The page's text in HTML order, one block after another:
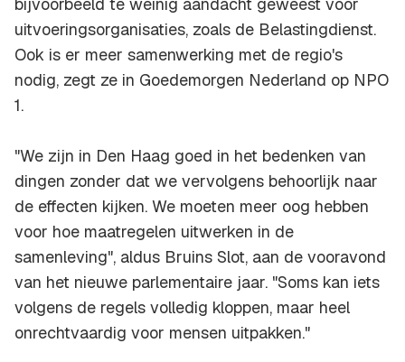
bijvoorbeeld te weinig aandacht geweest voor
uitvoeringsorganisaties, zoals de Belastingdienst.
Ook is er meer samenwerking met de regio's
nodig, zegt ze in Goedemorgen Nederland op NPO
1.
"We zijn in Den Haag goed in het bedenken van
dingen zonder dat we vervolgens behoorlijk naar
de effecten kijken. We moeten meer oog hebben
voor hoe maatregelen uitwerken in de
samenleving", aldus Bruins Slot, aan de vooravond
van het nieuwe parlementaire jaar. "Soms kan iets
volgens de regels volledig kloppen, maar heel
onrechtvaardig voor mensen uitpakken."